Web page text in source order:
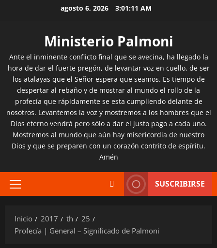
agosto 6, 2026 3:01:12 AM
Ministerio Palmoni
Ante el inminente conflicto final que se avecina, ha llegado la
hora de dar el fuerte pregón, de levantar voz en cuello, de ser
los atalayas que el Señor espera que seamos. Es tiempo de
despertar al rebaño y de mostrar al mundo el rollo de la
profecía que rápidamente se esta cumpliendo delante de
nosotros. Levantemos la voz y mostremos a los hombres que el
Dios eterno vendrá pero sólo a dar el justo pago a cada uno.
Mostremos al mundo que aún hay misericordia de nuestro
Dios y que se preparen con un corazón contrito de espíritu.
Amén
Menú
SUSCRIBIRSE
Inicio 2017 th
25
Profecía | General – Significado de Palmoni